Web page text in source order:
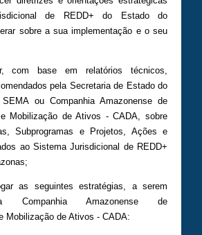
de REDD+ do Estado do
sobre a sua implementação e o seu
com base em relatórios técnicos,
pela Secretaria de Estado do
ou Companhia Amazonense de
e Mobilização de Ativos - CADA, sobre
Subprogramas e Projetos, Ações e
ao Sistema Jurisdicional de REDD+
as seguintes estratégias, a serem
Companhia Amazonense de
Mobilização de Ativos - CADA: